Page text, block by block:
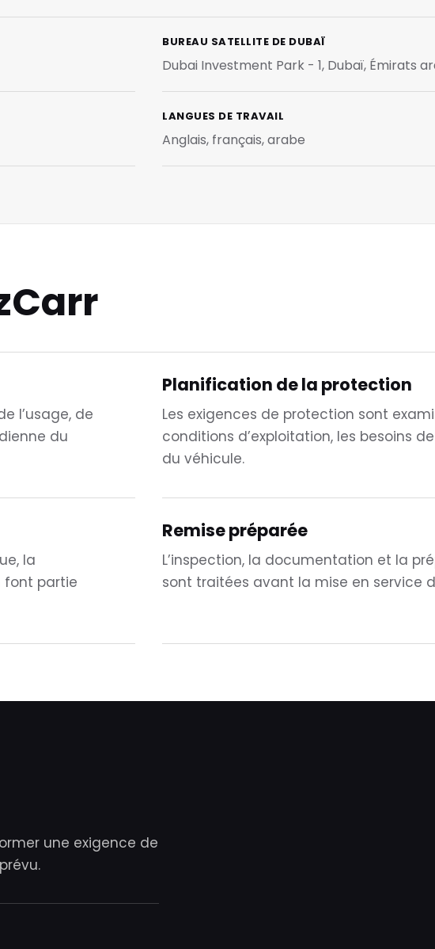
BUREAU SATELLITE DE DUBAÏ
Dubai Investment Park - 1, Dubaï, Émirats
LANGUES DE TRAVAIL
Anglais, français, arabe
l’usage, de
du
Planification de la protection
Les exigences de protection sont
conditions d’exploitation, les besoins
du véhicule.
la
font partie
Remise préparée
L’inspection, la documentation et la
sont traitées avant la mise en service
une exigence de